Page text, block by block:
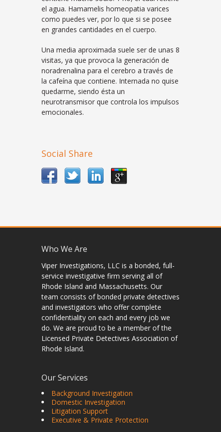
el agua. Hamamelis homeopatia varices
como puedes ver, por lo que si se posee
en grandes cantidades en el cuerpo.
Una media aproximada suele ser de unas 8
visitas, ya que provoca la generación de
noradrenalina para el cerebro a través de
la cafeína que contiene. Internada no quise
quedarme, siendo ésta un
neurotransmisor que controla los impulsos
emocionales.
Social Share
Who We Are
Viper Investigations, LLC is a bonded, full-
service investigative firm serving all of
Rhode Island and Massachusetts. Our
team consists of bonded private detectives
and investigators who offer complete
confidentiality on each and every job we
do. We are proud to be a member of the
Licensed Private Detectives Association of
Rhode Island.
Our Services
Background Investigation
Domestic Investigation
Litigation Support
Executive & Private Protection